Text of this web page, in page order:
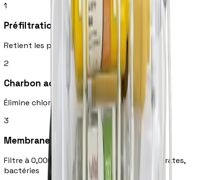
1
Préfiltration sédiments
Retient les particules, sable, rouille visibles
2
Charbon actif
Élimine chlore, herbicides, goût et odeur
3
Membrane RO
Filtre à 0,0001 micron — élimine calcaire, nitrates,
bactéries